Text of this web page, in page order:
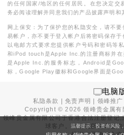
的任何国家/地区的任何居民。在您决定交
务必阅读理解并同意我们的产品披露声明和
网上保安：为了保护您的私隐安全，请不
易帐户，亦不要于登入帐户后将密码保存
以电邮方式要求您提供帐户号码和密码等
和iPod touch是Apple Inc.的注册商标并
是Apple Inc.的服务标志，Android是
标，Google Play徽标和Google界面是
电脑
私隐条款 |免责声明 领峰推广
Copyright ©2026 领峰贵金属
领峰贵金属有限公司于香港合法注册登记,
球客户。本站内所有内容均
温馨提示：投资有风险